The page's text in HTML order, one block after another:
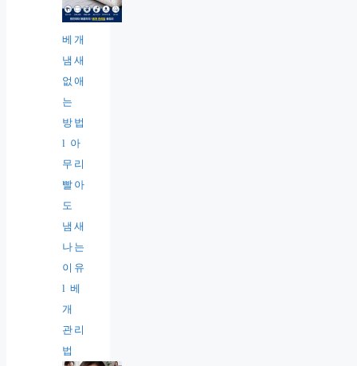
베개
냄새
없애
는
방법
l 아
무리
빨아
도
냄새
나는
이유
l 베
개
관리
법